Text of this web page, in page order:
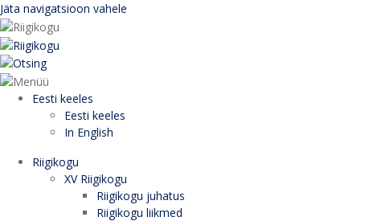
Jäta navigatsioon vahele
Eesti keeles
Eesti keeles
In English
Riigikogu
XV Riigikogu
Riigikogu juhatus
Riigikogu liikmed